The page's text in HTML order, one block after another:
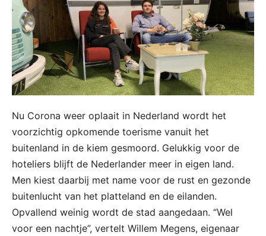
Nu Corona weer oplaait in Nederland wordt het
voorzichtig opkomende toerisme vanuit het
buitenland in de kiem gesmoord. Gelukkig voor de
hoteliers blijft de Nederlander meer in eigen land.
Men kiest daarbij met name voor de rust en gezonde
buitenlucht van het platteland en de eilanden.
Opvallend weinig wordt de stad aangedaan. “Wel
voor een nachtje”, vertelt Willem Megens, eigenaar